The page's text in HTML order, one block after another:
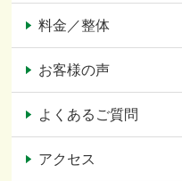
料金／整体
お客様の声
よくあるご質問
アクセス